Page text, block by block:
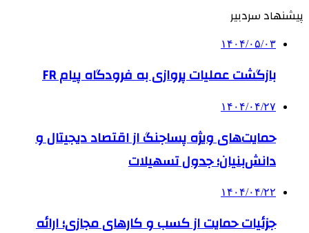
پیشنهاد سردبیر
۱۴۰۴/۰۵/۰۳
بازگشت عملیات پروازی به فرودگاه پیام FR
۱۴۰۴/۰۴/۲۷
حمایت‌های ویژه پساجنگ از اقتصاد دیجیتال و
دانش‌بنیان؛ جدول تسهیلات
۱۴۰۴/۰۴/۲۲
جزئیات حمایت از کسب و کارهای مجازی؛ ارائه